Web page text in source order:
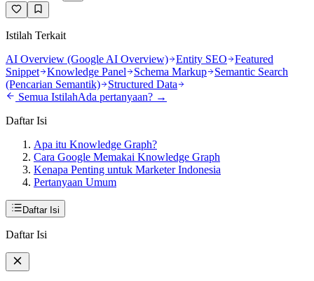
Istilah Terkait
AI Overview (Google AI Overview)
Entity SEO
Featured
Snippet
Knowledge Panel Schema Markup
Semantic Search
(Pencarian Semantik)
Structured Data
Semua IstilahAda pertanyaan? →
Daftar Isi
Apa itu Knowledge Graph?
Cara Google Memakai Knowledge Graph
Kenapa Penting untuk Marketer Indonesia
Pertanyaan Umum
Daftar Isi
Daftar Isi